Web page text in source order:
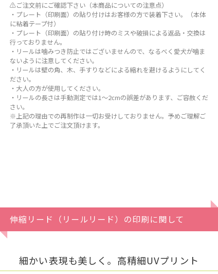
⚠ご注文前にご確認下さい（本商品についての注意点）
・プレート（印刷面）の貼り付けはお客様の方で装着下さい。（本体
に粘着テープ付）
・プレート（印刷面）の貼り付け時のミスや破損による返品・交換は
行っておりません。
・リールは噛みつき防止ではございませんので、なるべく愛犬が噛ま
ないように注意してください。
・リールは壁の角、木、手すりなどによる縮れを避けるようにしてく
ださい。
・大人の方が使用してください。
・リールの長さは手動測定では1〜2cmの誤差があります、ご容赦くだ
さい。
※上記の理由での再制作は一切お受けしておりません。予めご理解ご
了承頂いた上でご注文頂けます。
伸縮リード（リールリード）の印刷に関して
細かい表現も美しく。高精細UVプリント